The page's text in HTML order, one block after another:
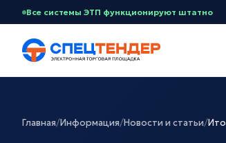
Все системы ЭТП функционируют штатно
Главная/Информация/Новости и статьи/